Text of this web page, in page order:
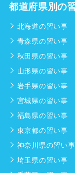
都道府県別の
北海道の習い事
青森県の習い事
秋田県の習い事
山形県の習い事
岩手県の習い事
宮城県の習い事
福島県の習い事
東京都の習い事
神奈川県の習い事
埼玉県の習い事